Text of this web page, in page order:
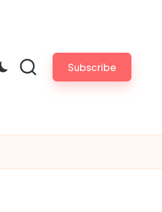
Subscribe